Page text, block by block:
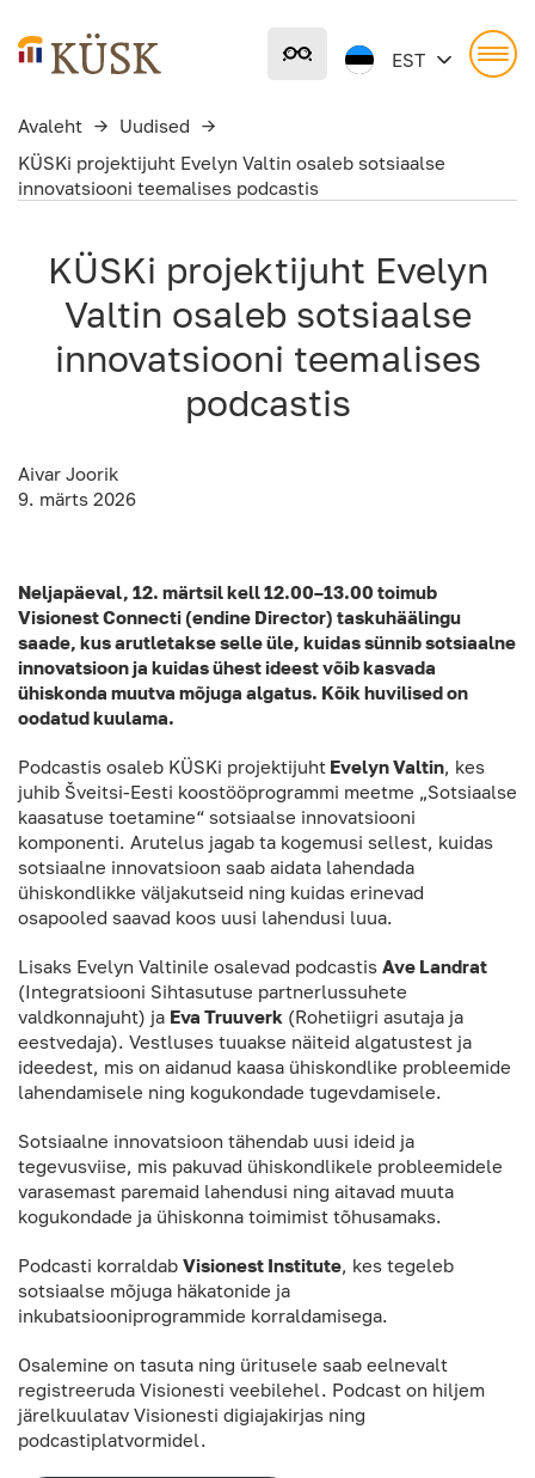
põhisisu
juurde
EST
Avaleht → Uudised
→
KÜSKi projektijuht Evelyn Valtin osaleb sotsiaalse
innovatsiooni teemalises podcastis
KÜSKi projektijuht Evelyn
Valtin osaleb sotsiaalse
innovatsiooni teemalises
podcastis
Aivar Joorik
9. märts 2026
Neljapäeval, 12. märtsil kell 12.00–13.00 toimub
Visionest Connecti (endine Director) taskuhäälingu
saade, kus arutletakse selle üle, kuidas sünnib sotsiaalne
innovatsioon ja kuidas ühest ideest võib kasvada
ühiskonda muutva mõjuga algatus. Kõik huvilised on
oodatud kuulama.
Podcastis osaleb KÜSKi projektijuht Evelyn Valtin, kes
juhib Šveitsi-Eesti koostööprogrammi meetme „Sotsiaalse
kaasatuse toetamine“ sotsiaalse innovatsiooni
komponenti. Arutelus jagab ta kogemusi sellest, kuidas
sotsiaalne innovatsioon saab aidata lahendada
ühiskondlikke väljakutseid ning kuidas erinevad
osapooled saavad koos uusi lahendusi luua.
Lisaks Evelyn Valtinile osalevad podcastis Ave Landrat
(Integratsiooni Sihtasutuse partnerlussuhete
valdkonnajuht) ja Eva Truuverk (Rohetiigri asutaja ja
eestvedaja). Vestluses tuuakse näiteid algatustest ja
ideedest, mis on aidanud kaasa ühiskondlike probleemide
lahendamisele ning kogukondade tugevdamisele.
Sotsiaalne innovatsioon tähendab uusi ideid ja
tegevusviise, mis pakuvad ühiskondlikele probleemidele
varasemast paremaid lahendusi ning aitavad muuta
kogukondade ja ühiskonna toimimist tõhusamaks.
Podcasti korraldab Visionest Institute, kes tegeleb
sotsiaalse mõjuga häkatonide ja
inkubatsiooniprogrammide korraldamisega.
Osalemine on tasuta ning üritusele saab eelnevalt
registreeruda Visionesti veebilehel. Podcast on hiljem
järelkuulatav Visionesti digiajakirjas ning
podcastiplatvormidel.